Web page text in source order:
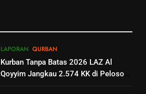
Berkah dengan bayar fidyah
LAPORAN QURBAN
Kurban Tanpa Batas 2026 LAZ Al
Qoyyim Jangkau 2.574 KK di Pelosok
LAHIRNYA GENERASI QURANI
GRIYA TAHFIDZ LAPORAN